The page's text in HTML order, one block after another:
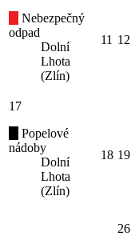
Nebezpečný
odpad
Dolní
Lhota
(Zlín)
11 12
17
Popelové
nádoby
Dolní
Lhota
(Zlín)
18 19
26